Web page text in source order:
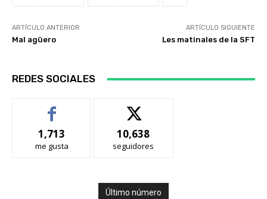
ARTÍCULO ANTERIOR
Mal agüero
ARTÍCULO SIGUIENTE
Les matinales de la SFT
REDES SOCIALES
1,713
me gusta
10,638
seguidores
Último número